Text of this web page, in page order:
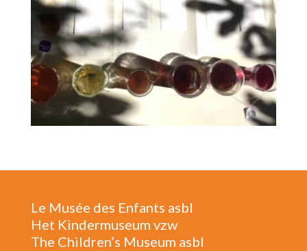
Le Musée des Enfants asbl
Het Kindermuseum vzw
The Children’s Museum asbl